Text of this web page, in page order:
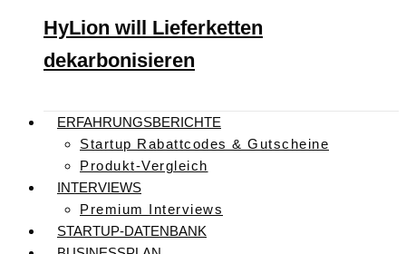
HyLion will Lieferketten
dekarbonisieren
ERFAHRUNGSBERICHTE
Startup Rabattcodes & Gutscheine
Produkt-Vergleich
INTERVIEWS
Premium Interviews
STARTUP-DATENBANK